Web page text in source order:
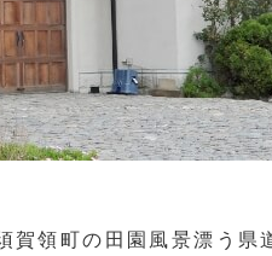
領町の田園風景漂う県